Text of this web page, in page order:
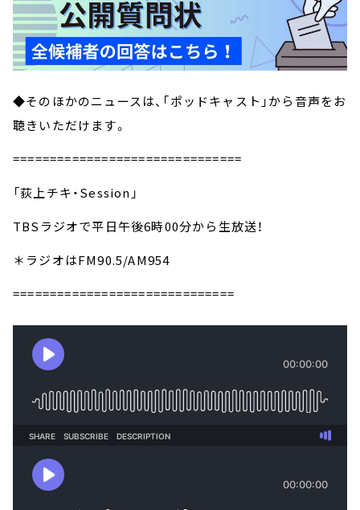
◆そのほかのニュースは、「ポッドキャスト」から音声をお
聴きいただけます。
===============================
「荻上チキ・Session」
TBSラジオで平日午後6時00分から生放送！
＊ラジオはFM90.5/AM954
==============================